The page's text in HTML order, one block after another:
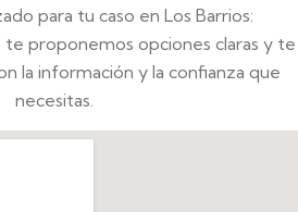
para tu caso en Los Barrios:
te proponemos opciones claras y te
la información y la confianza que
necesitas.